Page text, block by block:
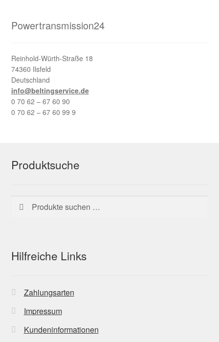
Powertransmission24
Reinhold-Würth-Straße 18
74360 Ilsfeld
Deutschland
info@beltingservice.de
0 70 62 – 67 60 90
0 70 62 – 67 60 99 9
Produktsuche
Suchen
nach:
Suchen
Hilfreiche Links
Zahlungsarten
Impressum
Kundeninformationen